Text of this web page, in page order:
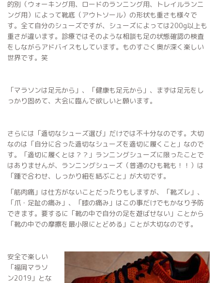
的別（ウォーキング用、ロードのランニング用、トレイルランニ
ング用）によって靴底（アウトソール）の形状も重さも様々で
す。全て自分のシューズですが、シューズによっては200g以上も
重さが違います。診療ではそのような相談も足の状態確認の検査
をしながらアドバイスもしています。ものすごく奥が深く楽しい
世界です。笑
「マラソンは足元から」、「健康も足元から」、まずは足元をし
っかり固めて、大会に臨んで欲しいと願います。
さらには「適切なシューズ選び」だけでは不十分なのです。大切
なのは「自分に合った適切なシューズを適切に履くこと」なので
す。「適切に履くとは？？」ランニングシューズに限ったことで
はありませんが、ランニングシューズ（普通のひも靴も！！）は
「踵で合わせ、しっかり紐を結ぶこと」が大切です。
「筋肉痛」は仕方がないことだったりもしますが、「靴ズレ」、
「爪・足趾の痛み」、「膝の痛み」はこの事だけでもかなり予防
できます。要するに「靴の中で自分の足を遊ばせない」ことから
「靴の中での摩擦を最小限にとどめる」ことが大切なのです。
安全で楽しい
「福岡マラソ
ン2019」とな